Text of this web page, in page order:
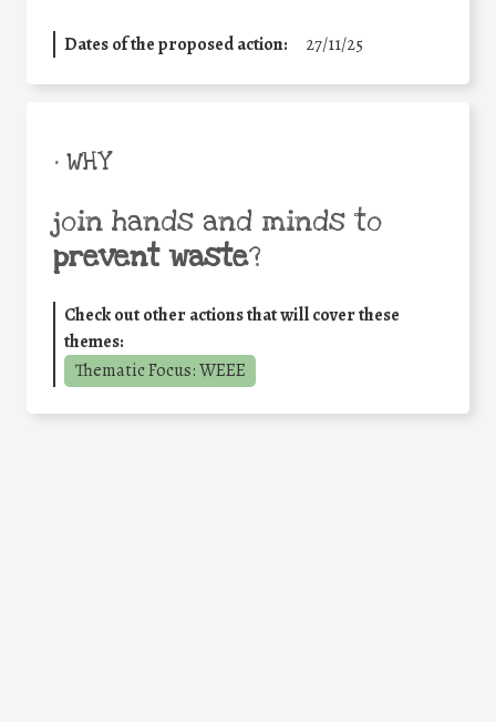
Dates of the proposed action: 27/11/25
• WHY
join hands and minds to
prevent waste?
Check out other actions that will cover these
themes:
Thematic Focus: WEEE